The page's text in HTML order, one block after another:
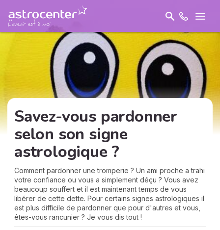
Savez-vous pardonner
selon son signe
astrologique ?
Comment pardonner une tromperie ? Un ami proche a trahi
votre confiance ou vous a simplement déçu ? Vous avez
beaucoup souffert et il est maintenant temps de vous
libérer de cette dette. Pour certains signes astrologiques il
est plus difficile de pardonner que pour d'autres et vous,
êtes-vous rancunier ? Je vous dis tout !